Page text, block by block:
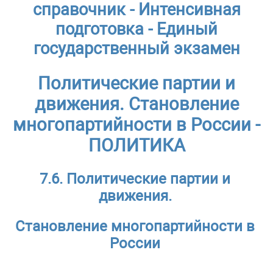
справочник - Интенсивная
подготовка - Единый
государственный экзамен
Политические партии и
движения. Становление
многопартийности в России -
ПОЛИТИКА
7.6. Политические партии и
движения.
Становление многопартийности в
России